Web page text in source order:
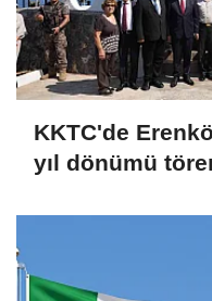
KKTC'de
yıl dönümü